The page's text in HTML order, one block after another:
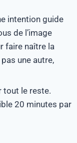
intention guide
de l’image
faire naître la
une autre,
tout le reste.
20 minutes par